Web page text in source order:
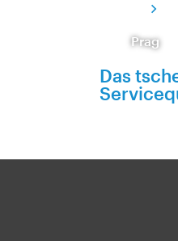
Prag
Das